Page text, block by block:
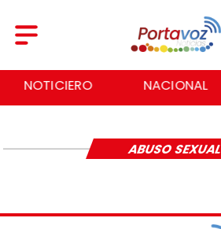
NOTICIERO NACIONAL
ABUSO SEXUAL